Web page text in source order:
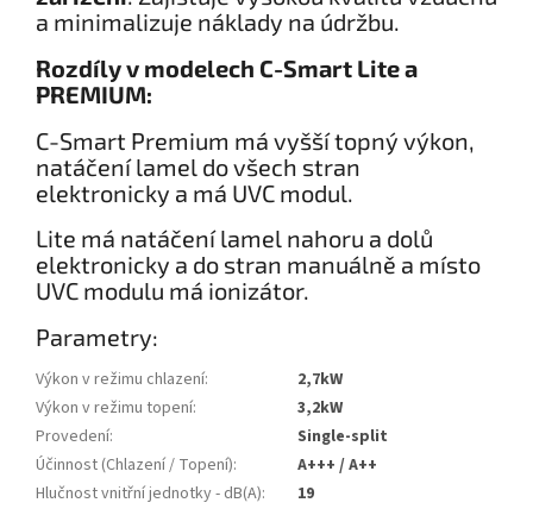
a minimalizuje náklady na údržbu.
Rozdíly v modelech C-Smart Lite a
PREMIUM:
C-Smart Premium má vyšší topný výkon,
natáčení lamel do všech stran
elektronicky a má UVC modul.
Lite má natáčení lamel nahoru a dolů
elektronicky a do stran manuálně a místo
UVC modulu má ionizátor.
Parametry:
Výkon v režimu chlazení:
2,7kW
Výkon v režimu topení:
3,2kW
Provedení:
Single-split
Účinnost (Chlazení / Topení):
A+++ / A++
Hlučnost vnitřní jednotky - dB(A):
19